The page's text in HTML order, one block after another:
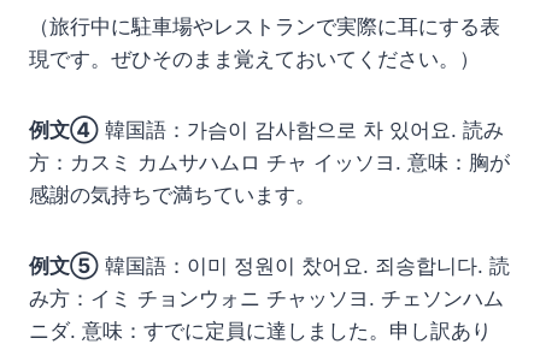
（旅行中に駐車場やレストランで実際に耳にする表
現です。ぜひそのまま覚えておいてください。）
例文④ 韓国語：가슴이 감사함으로 차 있어요. 読み
方：カスミ カムサハムロ チャ イッソヨ. 意味：胸が
感謝の気持ちで満ちています。
例文⑤ 韓国語：이미 정원이 찼어요. 죄송합니다. 読
み方：イミ チョンウォニ チャッソヨ. チェソンハム
ニダ. 意味：すでに定員に達しました。申し訳あり